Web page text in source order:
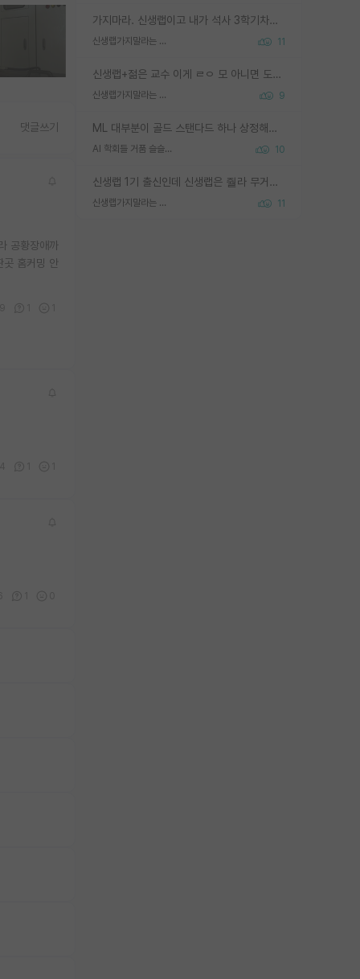
가지마라. 신생랩이고 내가 석사 3학기차인데 최고참인데 나도 아무것도 모르는데 교수가 후배들 왜 논문 교육 안시키냐. 논문 왜 안 써오냐 닦달한다
신생랩가지말라는 이유가 있었구나 11
신생랩+젊은 교수 이게 ㄹㅇ 모 아니면 도인듯.
신생랩가지말라는 이유가 있었구나 9
ML 대부분이 골드 스탠다드 하나 상정해놓고 (벤치마크 데이터셋이 여러 개면 여러 개 상정) 그거 얼마나 잘 맞추나 싸움임 가끔 번뜩이는 설계 철학을 보여주는 논문들도 있지만 대부분 그거 성적 얼마나 더 올리느라에 혈안이 되어 있는 측면이 잇음
AI 학회들 거품 슬슬 지적이 나오네요 10
신생랩 1기 출신인데 신생랩은 줠라 무거운 바벨 같은거임. 들면 대박인데 못들면 깔려 죽음. 아무도 알려주지 않는 환경에서 자생해야하지만, 일단 살아남았다면 그 어떤 사람보다 악착같고 생존력 높은 사람으로 거듭날 수 있음
신생랩가지말라는 이유가 있었구나 11
댓글쓰기
공황장애까
홈커밍 안